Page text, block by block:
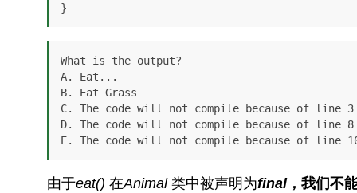
}
What is the output?
A. Eat...
B. Eat Grass
C. The code will not compile because of line 3
D. The code will not compile because of line 8
E. The code will not compile because of line
由于eat() 在Animal 类中被声明为final，我们不